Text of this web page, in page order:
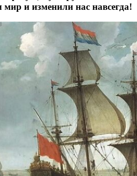
и изменили нас навсегда!